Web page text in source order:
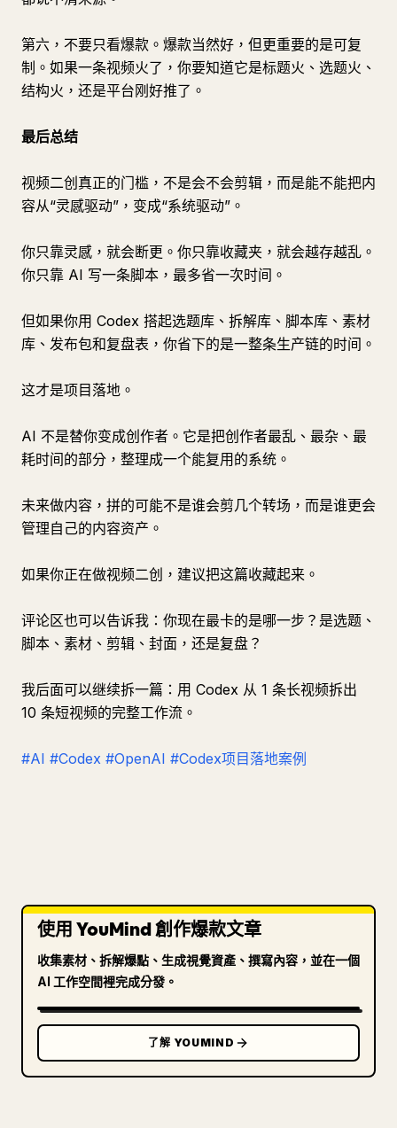
第六，不要只看爆款。爆款当然好，但更重要的是可复
制。如果一条视频火了，你要知道它是标题火、选题火、
结构火，还是平台刚好推了。
最后总结
视频二创真正的门槛，不是会不会剪辑，而是能不能把内
容从“灵感驱动”，变成“系统驱动”。
你只靠灵感，就会断更。你只靠收藏夹，就会越存越乱。
你只靠 AI 写一条脚本，最多省一次时间。
但如果你用 Codex 搭起选题库、拆解库、脚本库、素材
库、发布包和复盘表，你省下的是一整条生产链的时间。
这才是项目落地。
AI 不是替你变成创作者。它是把创作者最乱、最杂、最
耗时间的部分，整理成一个能复用的系统。
未来做内容，拼的可能不是谁会剪几个转场，而是谁更会
管理自己的内容资产。
如果你正在做视频二创，建议把这篇收藏起来。
评论区也可以告诉我：你现在最卡的是哪一步？是选题、
脚本、素材、剪辑、封面，还是复盘？
我后面可以继续拆一篇：用 Codex 从 1 条长视频拆出
10 条短视频的完整工作流。
#AI #Codex #OpenAI #Codex项目落地案例
使用 YouMind 創作爆款文章
收集素材、拆解爆點、生成視覺資產、撰寫內容，並在一個
AI 工作空間裡完成分發。
了解 YOUMIND